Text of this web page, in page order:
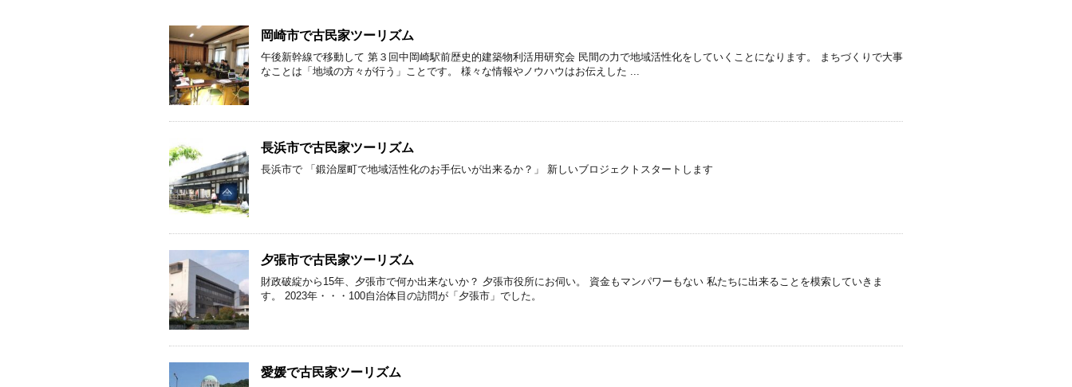
岡崎市で古民家ツーリズム
午後新幹線で移動して 第３回中岡崎駅前歴史的建築物利活用研究会 民間の力で地域活性化をしていくことになります。 まちづくりで大事
なことは「地域の方々が行う」ことです。 様々な情報やノウハウはお伝えした ...
長浜市で古民家ツーリズム
長浜市で 「鍛治屋町で地域活性化のお手伝いが出来るか？」 新しいブロジェクトスタートします
夕張市で古民家ツーリズム
財政破綻から15年、夕張市で何か出来ないか？ 夕張市役所にお伺い。 資金もマンパワーもない 私たちに出来ることを模索していきま
す。 2023年・・・100自治体目の訪問が「夕張市」でした。
愛媛で古民家ツーリズム